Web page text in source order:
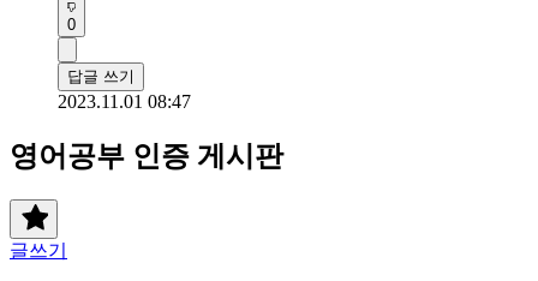
0
답글 쓰기
2023.11.01 08:47
영어공부 인증 게시판
글쓰기